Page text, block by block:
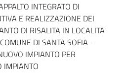
INTEGRATO DI
E REALIZZAZIONE DEI
DI RISALITA IN LOCALITA'
DI SANTA SOFIA -
IMPIANTO PER
IMPIANTO